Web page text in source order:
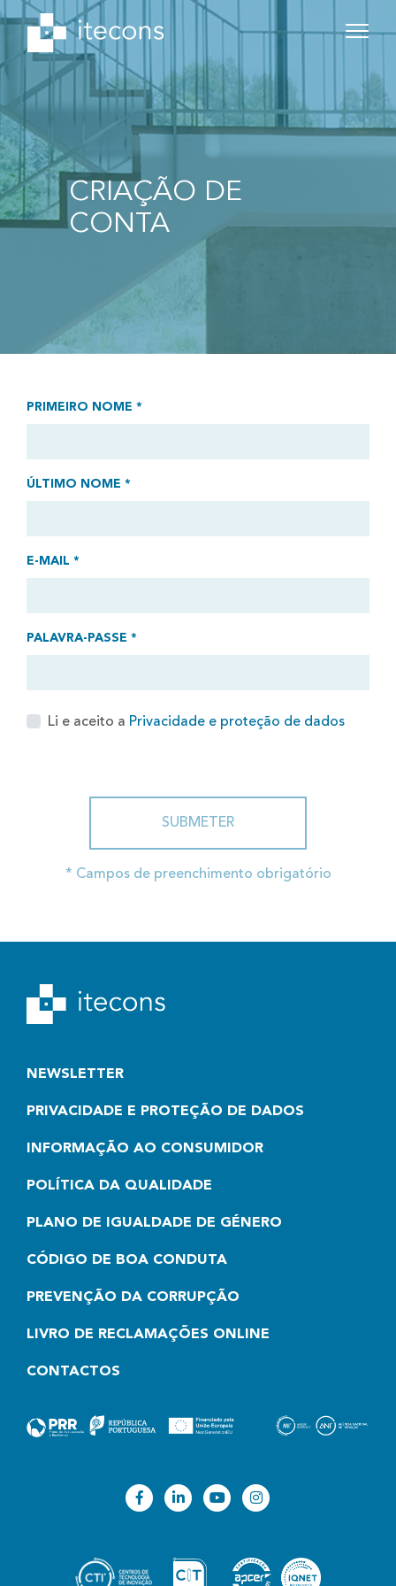
CRIAÇÃO DE
CONTA
PRIMEIRO NOME *
ÚLTIMO NOME *
E-MAIL *
PALAVRA-PASSE *
Li e aceito a Privacidade e proteção de dados
SUBMETER
* Campos de preenchimento obrigatório
NEWSLETTER
PRIVACIDADE E PROTEÇÃO DE DADOS
INFORMAÇÃO AO CONSUMIDOR
POLÍTICA DA QUALIDADE
PLANO DE IGUALDADE DE GÉNERO
CÓDIGO DE BOA CONDUTA
PREVENÇÃO DA CORRUPÇÃO
LIVRO DE RECLAMAÇÕES ONLINE
CONTACTOS